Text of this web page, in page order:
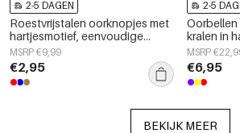
2-5 DAGEN
Roestvrijstalen oorknopjes met
hartjesmotief, eenvoudige
dagelijkse sieraden uit de
Simple Series voor dames.
MSRP €9,99
€2,95
2-5
Oorbellen
kralen in
dagelijkse
MSRP
€6,95
BEKIJK MEER